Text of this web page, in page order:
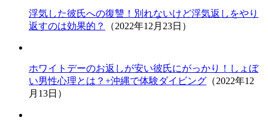
浮気した彼氏への復讐！別れないけど浮気返しをやり
返すのは効果的？
（2022年12月23日）
ホワイトデーのお返しが安い彼氏にがっかり！しょぼ
い男性心理とは？+沖縄で体験ダイビング （2022年12
月13日）